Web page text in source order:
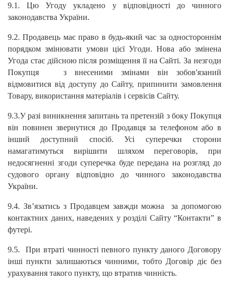
9.1. Цю Угоду укладено у відповідності до чинного
законодавства України.
9.2. Продавець має право в будь-який час за одностороннім
порядком змінювати умови цієї Угоди. Нова або змінена
Угода стає дійсною після розміщення її на Сайті. За незгоди
Покупця з внесеними змінами він зобов'язаний
відмовитися від доступу до Сайту, припинити замовлення
Товару, використання матеріалів і сервісів Сайту.
9.3.У разі виникнення запитань та претензій з боку Покупця
він повинен звернутися до Продавця за телефоном або в
інший доступний спосіб. Усі суперечки сторони
намагатимуться вирішити шляхом переговорів, при
недосягненні згоди суперечка буде передана на розгляд до
судового органу відповідно до чинного законодавства
України.
9.4. Зв’язатись з Продавцем завжди можна за допомогою
контактних даних, наведених у розділі Сайту “Контакти” в
футері.
9.5. При втраті чинності певного пункту даного Договору
інші пункти залишаються чинними, тобто Договір діє без
урахування такого пункту, що втратив чинність.